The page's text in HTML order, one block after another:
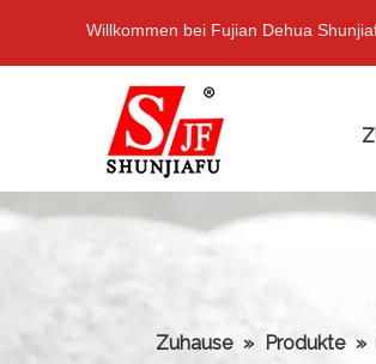
Willkommen bei Fujian Dehua
Zuhause » Produkte »